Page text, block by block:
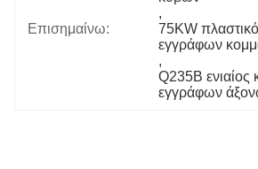
Επισημαίνω:
,
75KW
εγγράφων
,
Q235B ενιαίος
εγγράφων